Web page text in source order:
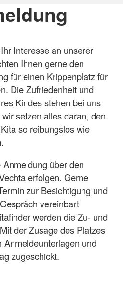
für die Welt und
fühlt, kann man sich,
einlassen, die
Kontakte knüpfen &
aufbauen.
um sich gut zu
geschlossenen
Umgebung. In der
Gruppe profitieren
von festen Strukturen.
ermöglichen wir
Förderbedarf Teilhabe
im Alltag.
liebevolle
jedes Kind wohlfühlt und
Interesse an unserer
Ihnen gerne den
für einen Krippenplatz für
Die Zufriedenheit und
Kindes stehen bei uns
setzen alles daran, den
so reibungslos wie
über den
erfolgen. Gerne
zur Besichtigung und
vereinbart
werden die Zu- und
der Zusage des Platzes
Anmeldeunterlagen und
zugeschickt.